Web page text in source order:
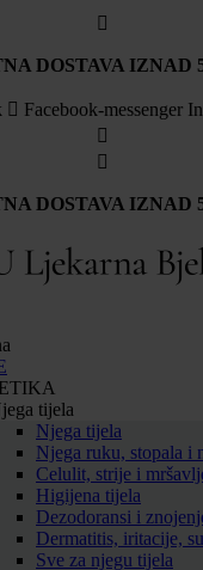
DOSTAVA IZNAD
Facebook-messenger
DOSTAVA IZNAD
tijela
Njega tijela
Njega ruku, stopala i
Celulit, strije i
Higijena tijela
Dezodoransi i
Dermatitis, iritacije,
Sve za njegu tijela